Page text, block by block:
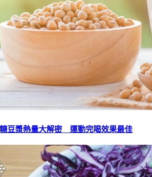
豆漿熱量大解密 運動完喝效果最佳